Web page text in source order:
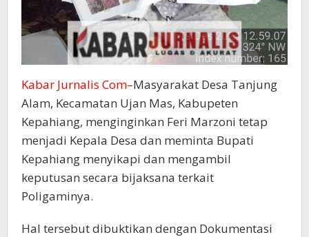
Kabar Jurnalis Com–Masyarakat Desa Tanjung
Alam, Kecamatan Ujan Mas, Kabupeten
Kepahiang, menginginkan Feri Marzoni tetap
menjadi Kepala Desa dan meminta Bupati
Kepahiang menyikapi dan mengambil
keputusan secara bijaksana terkait
Poligaminya.
Hal tersebut dibuktikan dengan Dokumentasi